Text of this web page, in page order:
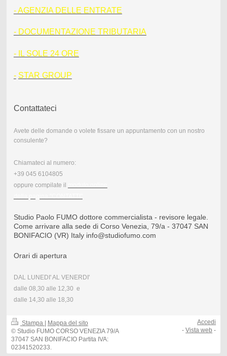
- AGENZIA DELLE ENTRATE
- DOCUMENTAZIONE TRIBUTARIA
- IL SOLE 24 ORE
- STAR GROUP
Contattateci
Avete delle domande o volete fissare un appuntamento con un nostro
consulente?
Chiamateci al numero:
+39 045 6104805
oppure compilate il
Studio Paolo FUMO dottore commercialista - revisore legale.
Come arrivare alla sede di Corso Venezia, 79/a - 37047 SAN
BONIFACIO (VR) Italy info@studiofumo.com
Orari di apertura
DAL LUNEDI' AL VENERDI'
dalle 08,30 alle 12,30 e
dalle 14,30 alle 18,30
Stampa | Mappa del sito
© Studio FUMO CORSO VENEZIA 79/A
37047 SAN BONIFACIO Partita IVA:
02341520233.
Accedi
-Vista web -